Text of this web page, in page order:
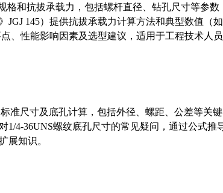
格和抗拔承载力，包括螺杆直径、钻孔尺寸等参数
JGJ 145）提供抗拔承载力计算方法和典型数值（
、性能影响因素及选型建议，适用于工程技术人员
准尺寸及底孔计算，包括外径、螺距、公差等关
1/4-36UNS螺纹底孔尺寸的常见疑问，通过公式推
展知识。